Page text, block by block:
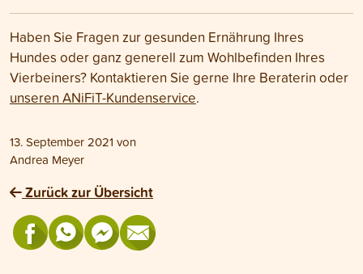
Haben Sie Fragen zur gesunden Ernährung Ihres
Hundes oder ganz generell zum Wohlbefinden Ihres
Vierbeiners? Kontaktieren Sie gerne Ihre Beraterin oder
unseren ANiFiT-Kundenservice.
13. September 2021 von
Andrea Meyer
Zurück zur Übersicht